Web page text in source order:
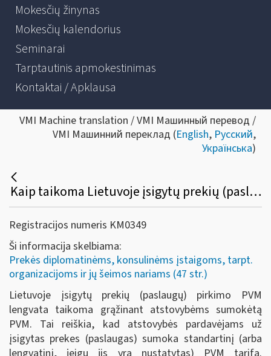
Mokesčių žinynas
Mokesčių kalendorius
Seminarai
Tarptautinis apmokestinimas
Kontaktai / Apklausa
VMI Machine translation / VMI Машинный перевод /
VMI Машинний переклад (English, Русский,
Українська)
Kaip taikoma Lietuvoje įsigytų prekių (paslaugų) pirkimo PVM lengvata diplomatinėms atstovybėms, konsulinėms įstaigoms ir tarptautinėms organizacijoms ar jų atstovybėms, taip pat šių atstovybių ir įstaigų nariams ir jų šeimų nariams?
Registracijos numeris KM0349
Ši informacija skelbiama:
Prekės diplomatinėms, konsulinėms įstaigoms, tarpt.
organizacijoms ir jų šeimos nariams (47 str.)
Lietuvoje įsigytų prekių (paslaugų) pirkimo PVM
lengvata taikoma grąžinant atstovybėms sumokėtą
PVM. Tai reiškia, kad atstovybės pardavėjams už
įsigytas prekes (paslaugas) sumoka standartinį (arba
lengvatinį, jeigu jis yra nustatytas) PVM tarifą.